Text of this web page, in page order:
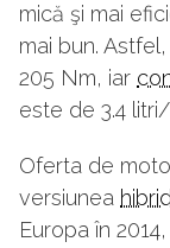
mică şi mai
mai bun.
205 Nm, iar
este de 3.4
Oferta de
versiunea
Europa în